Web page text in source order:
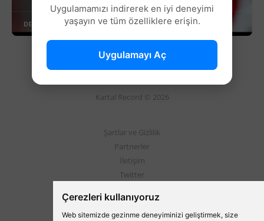
Çerezleri kullanıyoruz
Web sitemizde gezinme deneyiminizi geliştirmek, size
DEVAMINI OKU
Kartal Record © 2026
Şartlar ve Gizlilik
Partnerler
İletişim
Twitter
Uygulamamızı indirerek en iyi deneyimi
yaşayın ve tüm özelliklere erişin.
Uygulamayı Aç